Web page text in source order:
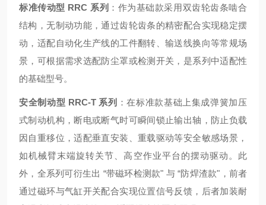
标准传动型 RRC 系列 ：作为基础款采用双齿轮齿条啮合
结构，无制动功能，通过齿轮齿条的精密配合实现稳定摆
动，适配自动化生产线的工件翻转、输送线换向等常规场
景，可根据需求选配防尘罩或检测开关，是系列中适配性
的基础型号。
安全制动型 RRC-T 系列 ：在标准款基础上集成弹簧加压
式制动机构，断电或断气时可瞬间锁止输出轴，防止负载
因自重移位，适配垂直安装、重载驱动等安全敏感场景，
如机械臂末端旋转关节、高空作业平台的摆动驱动。此
外，全系列可衍生出 “带磁环检测款" 与 “防焊渣款"，前者
通过磁环与气缸开关配合实现位置信号反馈，后者加装耐